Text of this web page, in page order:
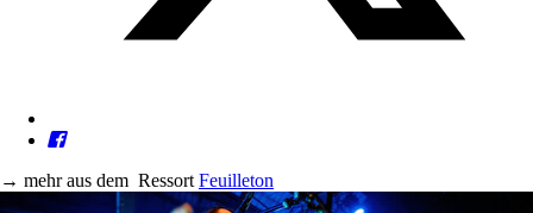
→ mehr aus dem Ressort Feuilleton